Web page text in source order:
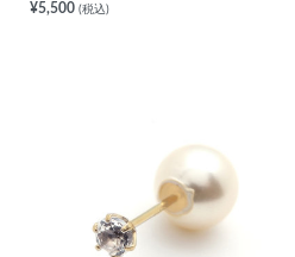
¥5,500 (税込)